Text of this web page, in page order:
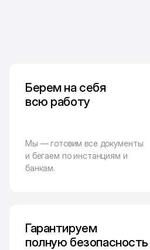
Берем на себя
всю работу
Мы — готовим все документы
и бегаем по инстанциям и
банкам.
Гарантируем
полную безопасность